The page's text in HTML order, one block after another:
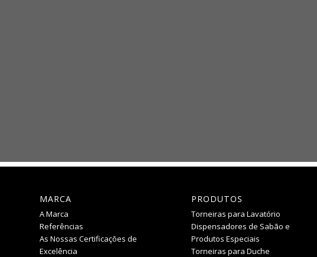
MARCA
A Marca
Referências
As Nossas Certificações de
Excelência
PRODUTOS
Torneiras para Lavatório
Dispensadores de Sabão e
Produtos Especiais
Torneiras para Duche